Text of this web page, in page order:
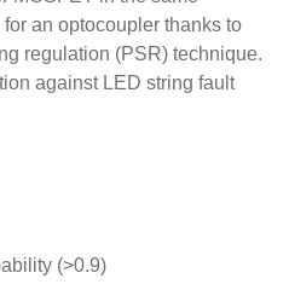
an optocoupler thanks to
regulation (PSR) technique.
against LED string fault
(>0.9)